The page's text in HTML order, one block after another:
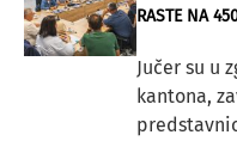
RASTE NA
Jučer su u
kantona,